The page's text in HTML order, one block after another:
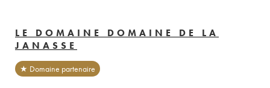
LE DOMAINE DOMAINE DE LA
JANASSE
★ Domaine partenaire